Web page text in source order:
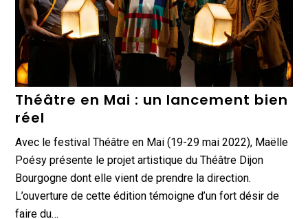
Théâtre en Mai : un lancement bien
réel
Avec le festival Théâtre en Mai (19-29 mai 2022), Maëlle
Poésy présente le projet artistique du Théâtre Dijon
Bourgogne dont elle vient de prendre la direction.
L’ouverture de cette édition témoigne d’un fort désir de
faire du…